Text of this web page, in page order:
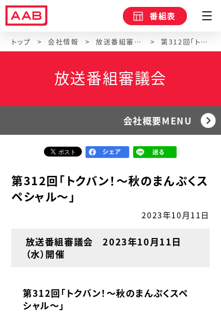
番組表
トップ 会社情報 放送番組審議会 第312回「トクバン！～秋のまんぷくスペシャル～」
放送番組審議会
会社概要MENU
第312回「トクバン！～秋のまんぷくス
ペシャル～」
2023年10月11日
放送番組審議会 2023年10月11日
（水）開催
第312回「トクバン！～秋のまんぷくスペ
シャル～」